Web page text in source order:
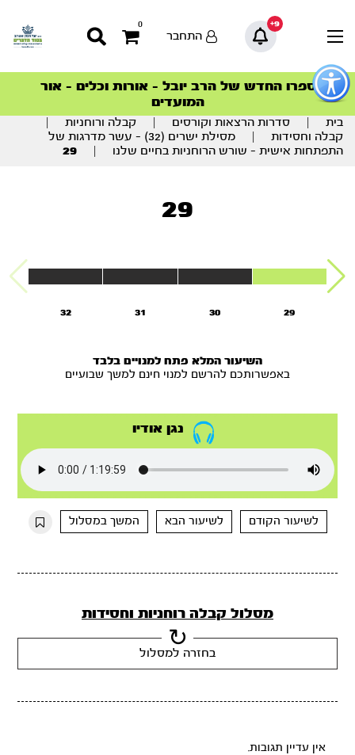
כפתור
לפתיחת
תפריט
9+
0
התחבר
סדרות הפודקאסטים
הסדרה המובילה החודש – דרך המלך
ספרו החדש של הרב יובל – אורות וכלים – אור
המועדים
הצטרפו למהפכת הבריאות הטבעית >
סדרות הפודקאסטים
הסדרה המובילה החודש – דרך המלך
תוכן
מרכזי
בית סדרות הרצאות וקורסים קבלה ורוחניות
קבלה וחסידות
מסילת ישרים (32) – עשר מדרגות של
התפתחות אישית – שורש הרוחניות בחיים שלנו
29
29
29
30
31
32
השיעור המלא פתח למנויים בלבד
באפשרותכם להרשם למנוי חינם למשך שבועיים
נגן אודיו
לשיעור הקודם לשיעור הבא המשך במסלול
מסלול קבלה רוחניות וחסידות
בחזרה למסלול
אין עדיין תגובות.